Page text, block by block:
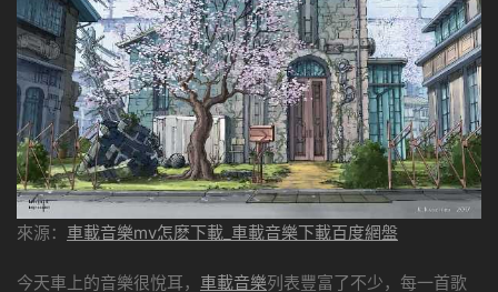
來源： 車載音樂mv怎麽下載_車載音樂下載百度網盤
今天車上的音樂很悅耳， 車載音樂列表豐富了不少，每一首歌